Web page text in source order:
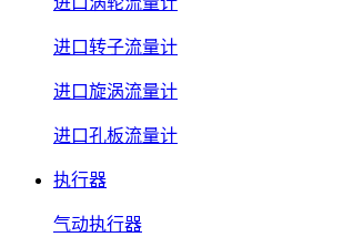
进口转子流量计
进口旋涡流量计
进口孔板流量计
执行器
气动执行器